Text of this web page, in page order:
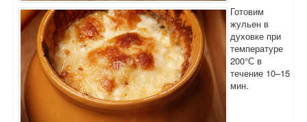
Готовим
жульен в
духовке при
температуре
200°С в
течение 10–15
мин.